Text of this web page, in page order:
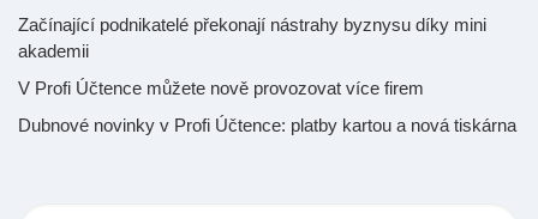
Začínající podnikatelé překonají nástrahy byznysu díky mini
akademii
V Profi Účtence můžete nově provozovat více firem
Dubnové novinky v Profi Účtence: platby kartou a nová tiskárna